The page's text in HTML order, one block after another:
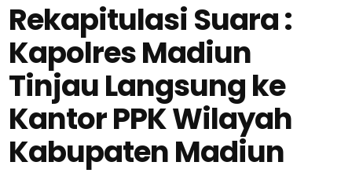
Rekapitulasi Suara :
Kapolres Madiun
Tinjau Langsung ke
Kantor PPK Wilayah
Kabupaten Madiun